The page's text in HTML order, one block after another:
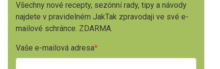
Všechny nové recepty, sezónní rady, tipy a návody
najdete v pravidelném JakTak zpravodaji ve své e-
mailové schránce. ZDARMA.
Vaše e-mailová adresa